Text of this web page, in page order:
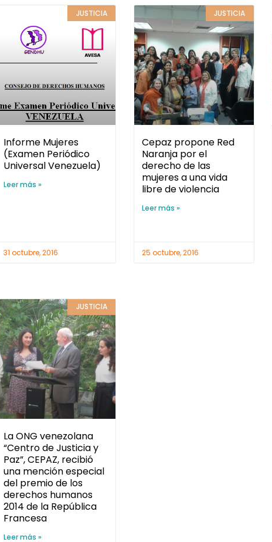
JUSTICIA
Informe Mujeres
(Examen Periódico
Universal Venezuela)
Leer más »
31 octubre, 2016
JUSTICIA
Cepaz propone Red
Naranja por el
derecho de las
mujeres a una vida
libre de violencia
Leer más »
25 octubre, 2016
JUSTICIA
La ONG venezolana
“Centro de Justicia y
Paz”, CEPAZ, recibió
una mención especial
del premio de los
derechos humanos
2014 de la República
Francesa
Leer más »